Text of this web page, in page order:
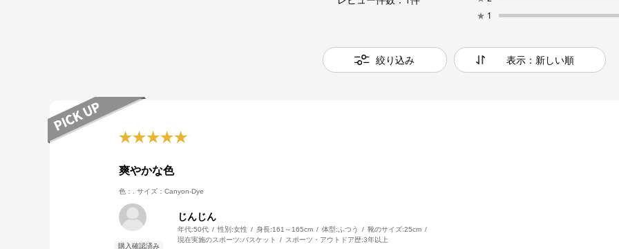
★ 1
絞り込み 表示：新しい順
爽やかな色
色：. サイズ：Canyon-Dye
じんじん
年代:50代 性別:女性 身長:161～165cm 体型: ふつう 靴のサイズ:25cm
現在実施のスポーツ:バスケット スポーツ・アウトドア歴:3年以上